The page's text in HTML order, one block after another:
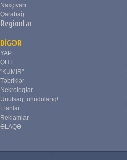
Naxçıvan
Qarabağ
Regionlar
DİGƏR
YAP
QHT
"KUMİR"
Təbriklər
Nekroloqlar
Unutsaq, unudularıq!..
Elanlar
Reklamlar
ƏLAQƏ